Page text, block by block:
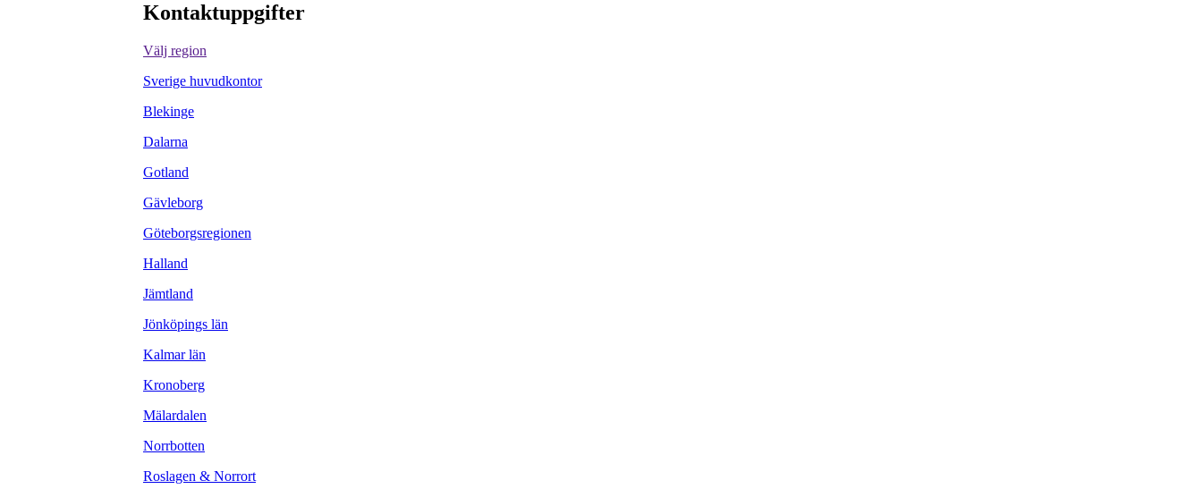
Kontaktuppgifter
Välj region
Sverige huvudkontor
Blekinge
Dalarna
Gotland
Gävleborg
Göteborgsregionen
Halland
Jämtland
Jönköpings län
Kalmar län
Kronoberg
Mälardalen
Norrbotten
Roslagen & Norrort